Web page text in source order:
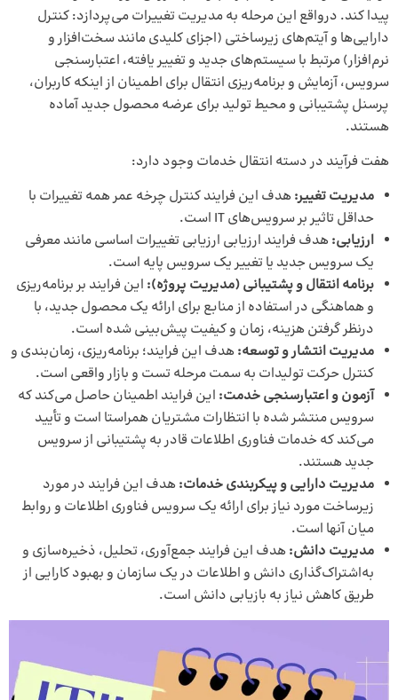
پیدا کند. درواقع این مرحله به مدیریت تغییرات می‌پردازد: کنترل
دارایی‌ها و آیتم‌های زیرساختی (اجزای کلیدی مانند سخت‌افزار و
نرم‌افزار) مرتبط با سیستم‌های جدید و تغییر یافته، اعتبارسنجی
سرویس، آزمایش و برنامه‌ریزی انتقال برای اطمینان از اینکه کاربران،
پرسنل پشتیبانی و محیط تولید برای عرضه محصول جدید آماده
هستند.
هفت فرآیند در دسته انتقال خدمات وجود دارد:
مدیریت تغییر:هدف این فرایند کنترل چرخه عمر همه تغییرات با
حداقل تاثیر بر سرویس‌های IT است.
ارزیابی:هدف فرایند ارزیابی ارزیابی تغییرات اساسی مانند معرفی
یک سرویس جدید یا تغییر یک سرویس پایه است.
برنامه انتقال و پشتیبانی (مدیریت پروژه): این فرایند بر برنامه‌ریزی
و هماهنگی در استفاده از منابع برای ارائه یک محصول جدید، با
درنظر گرفتن هزینه، زمان و کیفیت پیش‌بینی شده است.
مدیریت انتشار و توسعه:هدف این فرایند؛ برنامه‌ریزی، زمان‌بندی و
کنترل حرکت تولیدات به سمت مرحله تست و بازار واقعی است.
آزمون و اعتبارسنجی خدمت: این فرایند اطمینان حاصل می‌کند که
سرویس منتشر شده با انتظارات مشتریان همراستا است و تأیید
می‌کند که خدمات فناوری اطلاعات قادر به پشتیبانی از سرویس
جدید هستند.
مدیریت دارایی و پیکربندی خدمات:هدف این فرایند در مورد
زیرساخت مورد نیاز برای ارائه یک سرویس فناوری اطلاعات و روابط
میان آنها است.
مدیریت دانش:هدف این فرایند جمع‌آوری، تحلیل، ذخیره‌سازی و
به‌اشتراک‌گذاری دانش و اطلاعات در یک سازمان و بهبود کارایی از
طریق کاهش نیاز به بازیابی دانش است.